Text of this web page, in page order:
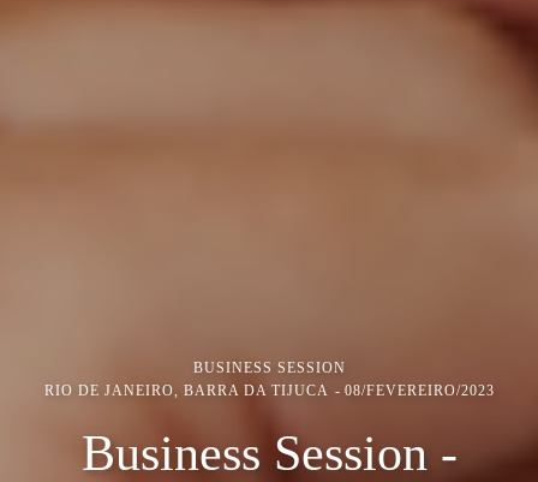
BUSINESS SESSION
RIO DE JANEIRO, BARRA DA TIJUCA
08/FEVEREIRO/2023
Business Session -